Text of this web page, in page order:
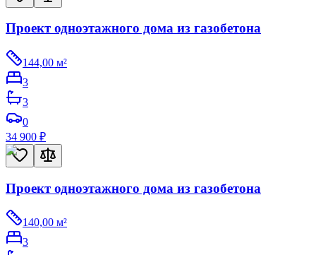
Проект одноэтажного дома из газобетона
144,00 м²
3
3
0
34 900 ₽
Проект одноэтажного дома из газобетона
140,00 м²
3